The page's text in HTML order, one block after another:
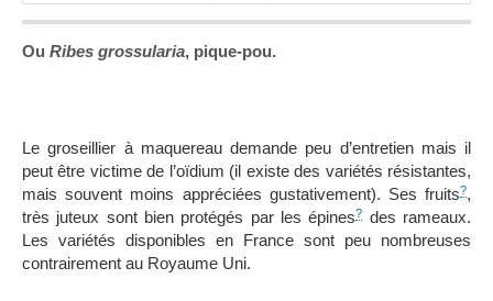
Ou Ribes grossularia, pique-pou.
Le groseillier à maquereau demande peu d’entretien mais il
peut être victime de l’oïdium (il existe des variétés résistantes,
mais souvent moins appréciées gustativement). Ses fruits?,
très juteux sont bien protégés par les épines? des rameaux.
Les variétés disponibles en France sont peu nombreuses
contrairement au Royaume Uni.